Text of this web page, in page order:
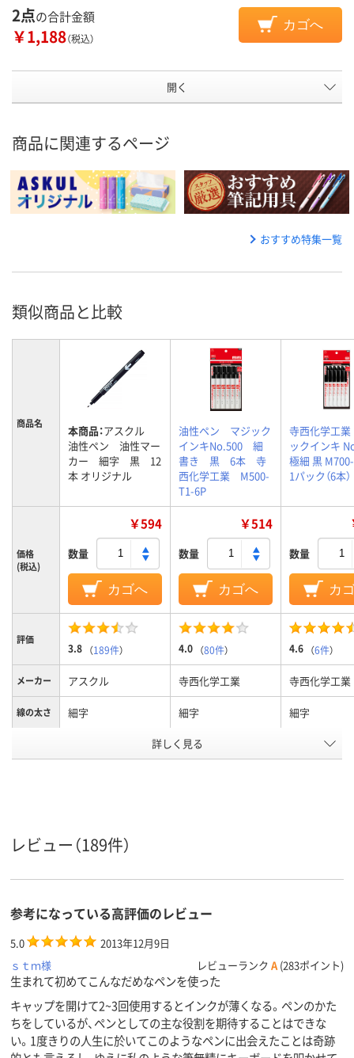
2点の合計金額
￥1,188（税込）
カゴへ
開く
商品に関連するページ
おすすめ特集一覧
類似商品と比較
商品名 本商品：アスクル
油性ペン 油性マー
カー 細字 黒 12
本 オリジナル
油性ペン マジック
インキNo.500 細
書き 黒 6本 寺
西化学工業 M500-
T1-6P
寺西化学工業
ックインキ
極細 黒
1パック（6本）
価格
(税込)
￥594
数量
カゴへ
￥514
数量
カゴへ
数量
カ
評価
3.8 （189件） 4.0 （80件） 4.6 （6件）
メーカー アスクル 寺西化学工業 寺西化学工業
線の太さ 細字 細字 細字
キャップ、速乾性 キャップ式
アスクル
スコア
詳しく見る
レビュー（189件）
参考になっている高評価のレビュー
5.0
2013年12月9日
ｓｔｍ様
レビューランク A (283ポイント)
生まれて初めてこんなだめなペンを使った
キャップを開けて2~3回使用するとインクが薄くなる。ペンのかた
ちをしているが、ペンとしての主な役割を期待することはできな
い。1度きりの人生に於いてこのようなペンに出会えたことは奇跡